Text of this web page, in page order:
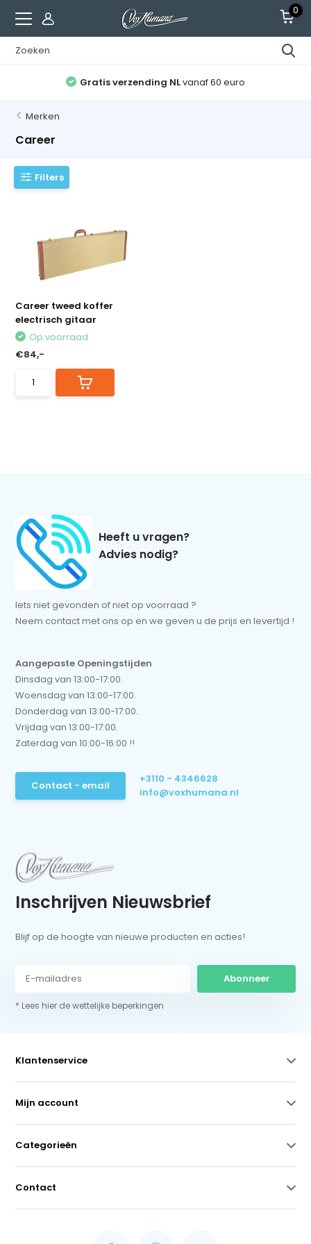
0
Gratis verzending NLvanaf 60 euro
Merken
Career
Filters
Career tweed koffer
electrisch gitaar
Op voorraad
€84,-
Heeft u vragen?
Advies nodig?
Iets niet gevonden of niet op voorraad ?
Neem contact met ons op en we geven u de prijs en levertijd !
Aangepaste Openingstijden
Dinsdag van 13:00-17:00.
Woensdag van 13:00-17:00.
Donderdag van 13:00-17:00.
Vrijdag van 13:00-17:00.
Zaterdag van 10:00-16:00 !!
Contact - email
+3110 - 4346628
info@voxhumana.nl
Inschrijven Nieuwsbrief
Blijf op de hoogte van nieuwe producten en acties!
Abonneer
* Lees hier de wettelijke beperkingen
Klantenservice
Mijn account
Categorieën
Contact